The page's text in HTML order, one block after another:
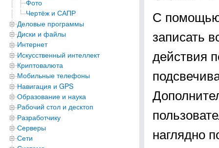
Фото
Чертёж и САПР
Деловые программы
Диски и файлы
Интернет
Искусственный интеллект
Криптовалюта
Мобильные телефоны
Навигация и GPS
Образование и наука
Рабочий стол и десктоп
Разработчику
Серверы
Сети
С помощью
записать
действия
наглядно